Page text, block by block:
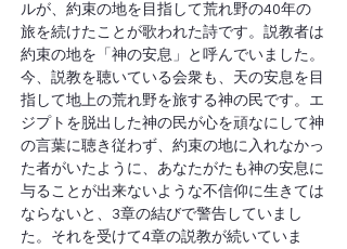
ルが、約束の地を目指して荒れ野の40年の
旅を続けたことが歌われた詩です。説教者は
約束の地を「神の安息」と呼んでいました。
今、説教を聴いている会衆も、天の安息を目
指して地上の荒れ野を旅する神の民です。エ
ジプトを脱出した神の民が心を頑なにして神
の言葉に聴き従わず、約束の地に入れなかっ
た者がいたように、あなたがたも神の安息に
与ることが出来ないような不信仰に生きては
ならないと、3章の結びで警告していまし
た。それを受けて4章の説教が続いていま